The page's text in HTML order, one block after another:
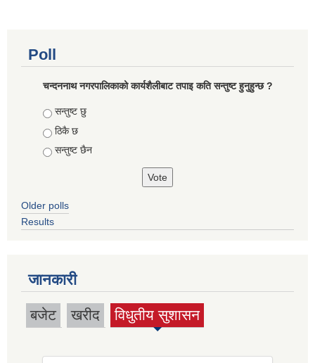
Poll
चन्दननाथ नगरपालिकाको कार्यशैलीबाट तपाइ कति सन्तुष्ट हुनुहुन्छ ?
Choices
सन्तुष्ट छु
ठिकै छ
सन्तुष्ट छैन
Older polls
Results
जानकारी
बजेट खरीद विधुतीय सुशासन
(active tab)